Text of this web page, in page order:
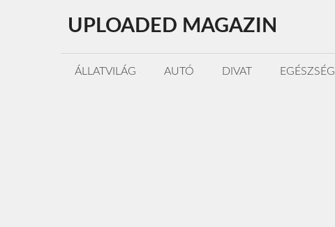
tartalomba
UPLOADED MAGAZIN
ÁLLATVILÁG AUTÓ DIVAT EGÉSZSÉG